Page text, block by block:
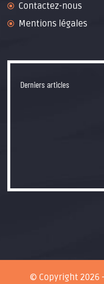
Contactez-nous
Mentions légales
Derniers articles
© Copyright 2026